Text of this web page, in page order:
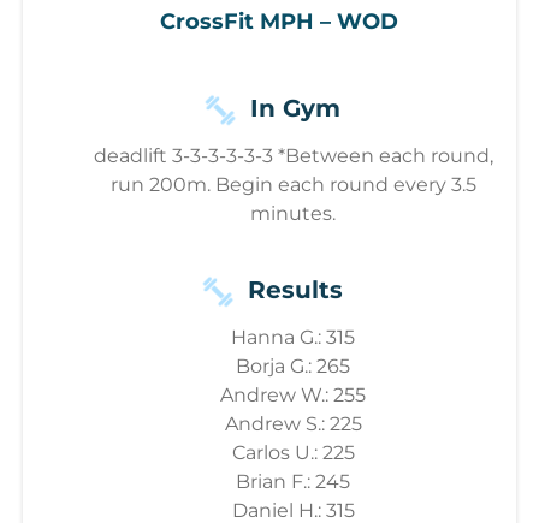
CrossFit MPH – WOD
In Gym
deadlift 3-3-3-3-3-3 *Between each round,
run 200m. Begin each round every 3.5
minutes.
Results
Hanna G.: 315
Borja G.: 265
Andrew W.: 255
Andrew S.: 225
Carlos U.: 225
Brian F.: 245
Daniel H.: 315